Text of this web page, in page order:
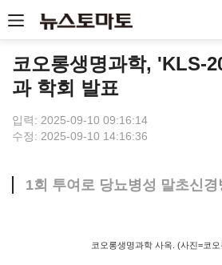
코오롱생명과학, 'KLS-
과 학회 발표
입력: 2025-09-10 09:16:14
수정: 2025-09-10 14:16:36
1회 투여로 당뇨병성 말초신
코오롱생명과학 사옥. (사진=코